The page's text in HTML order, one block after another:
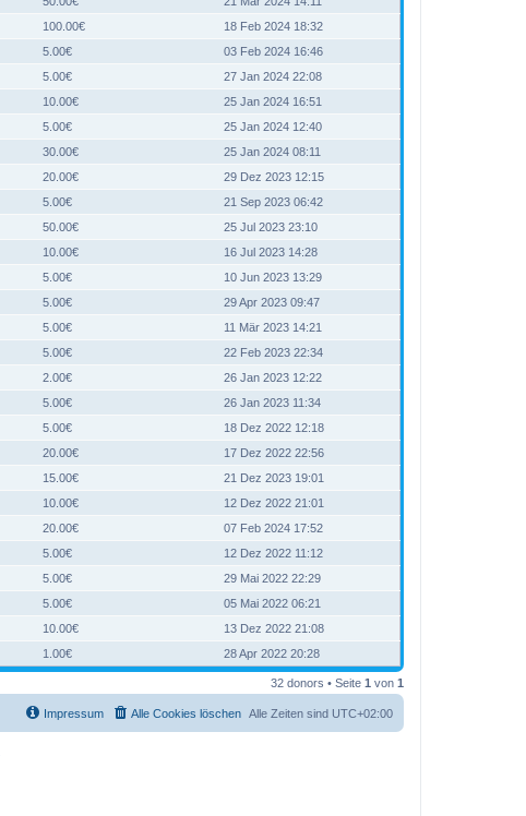
100.00€
18 Feb 2024 18:32
5.00€
03 Feb 2024 16:46
5.00€
27 Jan 2024 22:08
10.00€
25 Jan 2024 16:51
5.00€
25 Jan 2024 12:40
30.00€
25 Jan 2024 08:11
20.00€
29 Dez 2023 12:15
5.00€
21 Sep 2023 06:42
50.00€
25 Jul 2023 23:10
10.00€
16 Jul 2023 14:28
5.00€
10 Jun 2023 13:29
5.00€
29 Apr 2023 09:47
5.00€
11 Mär 2023 14:21
5.00€
22 Feb 2023 22:34
2.00€
26 Jan 2023 12:22
5.00€
26 Jan 2023 11:34
5.00€
18 Dez 2022 12:18
20.00€
17 Dez 2022 22:56
15.00€
21 Dez 2023 19:01
10.00€
12 Dez 2022 21:01
20.00€
07 Feb 2024 17:52
5.00€
12 Dez 2022 11:12
5.00€
29 Mai 2022 22:29
5.00€
05 Mai 2022 06:21
10.00€
13 Dez 2022 21:08
1.00€ 28 Apr 2022 20:28
32 donors • Seite 1 von 1
Alle Zeiten sind UTC+02:00
Alle Cookies löschen
Impressum